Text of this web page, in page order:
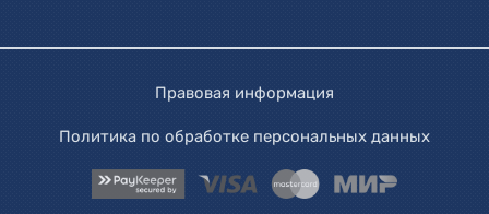
Правовая информация
Политика по обработке персональных данных